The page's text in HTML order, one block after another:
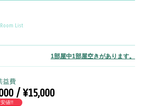
Room List
1部屋中1部屋空きがあります。
益費
/ ¥15,000
値!!